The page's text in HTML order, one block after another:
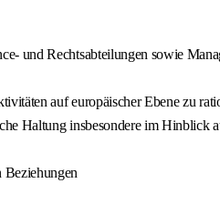
und Rechtsabteilungen sowie
auf europäischer Ebene zu
Haltung insbesondere im Hinblick